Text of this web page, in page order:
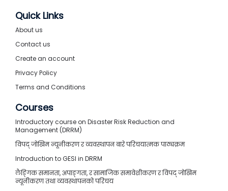
Quick Links
About us
Contact us
Create an account
Privacy Policy
Terms and Conditions
Courses
Introductory course on Disaster Risk Reduction and
Management (DRRM)
विपद् जोखिम न्यूनीकरण र व्यवस्थापन बारे परिचयात्मक पाठ्यक्रम
Introduction to GESI in DRRM
लैङ्गिक समानता, अपाङ्गता, र सामाजिक समावेशीकरण र विपद् जोखिम
न्यूनीकरण तथा व्यवस्थापनको परिचय